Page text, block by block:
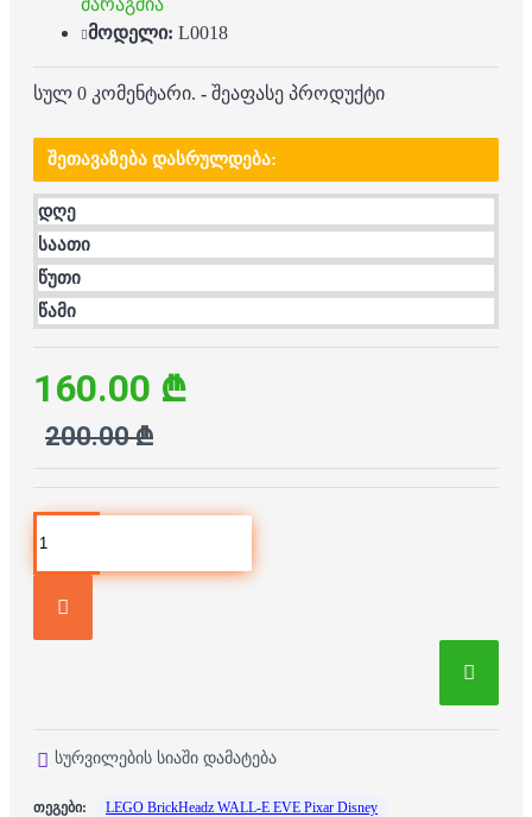
მოდელი: L0018
სულ 0 კომენტარი. - შეაფასე პროდუქტი
ᲨᲔᲗᲐᲕᲐᲖᲔᲑᲐ ᲓᲐᲡᲠᲣᲚᲓᲔᲑᲐ:
დღე
საათი
წუთი
წამი
160.00 ₾
200.00 ₾
სურვილების სიაში დამატება
თეგები: LEGO BrickHeadz WALL-E EVE Pixar Disney